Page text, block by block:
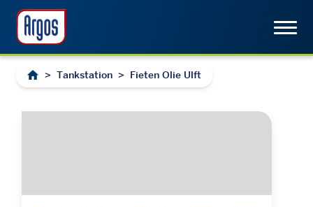
> Tankstation > Fieten Olie Ulft